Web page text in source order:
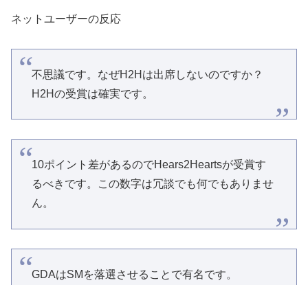
ネットユーザーの反応
不思議です。なぜH2Hは出席しないのですか？
H2Hの受賞は確実です。
10ポイント差があるのでHears2Heartsが受賞す
るべきです。この数字は冗談でも何でもありませ
ん。
GDAはSMを落選させることで有名です。